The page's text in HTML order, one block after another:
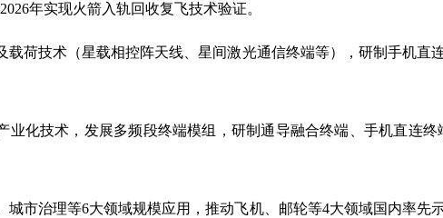
年实现火箭入轨回收复飞技术验证。
载荷技术（星载相控阵天线、星间激光通信终端等），研制手机直
业化技术，发展多频段终端模组，研制通导融合终端、手机直连终
城市治理等6大领域规模应用，推动飞机、邮轮等4大领域国内率先